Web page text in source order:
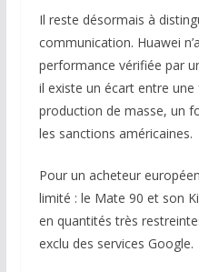
Il reste désormais à
communication. Huawei
performance vérifiée par
il existe un écart entre
production de masse, un
les sanctions américaines.
Pour un acheteur
limité : le Mate 90 et son
en quantités très
exclu des services Google.